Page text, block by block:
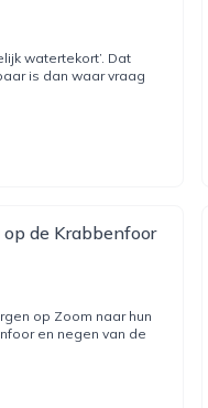
watertekort’. Dat
is dan waar vraag
de Krabbenfoor
op Zoom naar hun
en negen van de